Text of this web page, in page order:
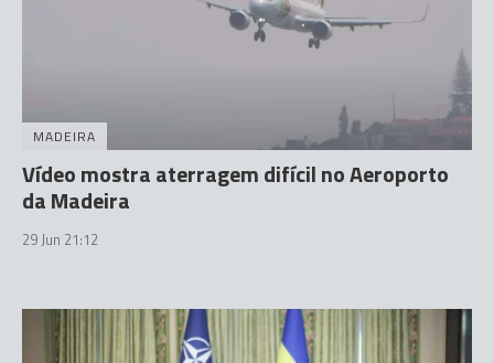
MADEIRA
Vídeo mostra aterragem difícil no Aeroporto
da Madeira
29 Jun 21:12